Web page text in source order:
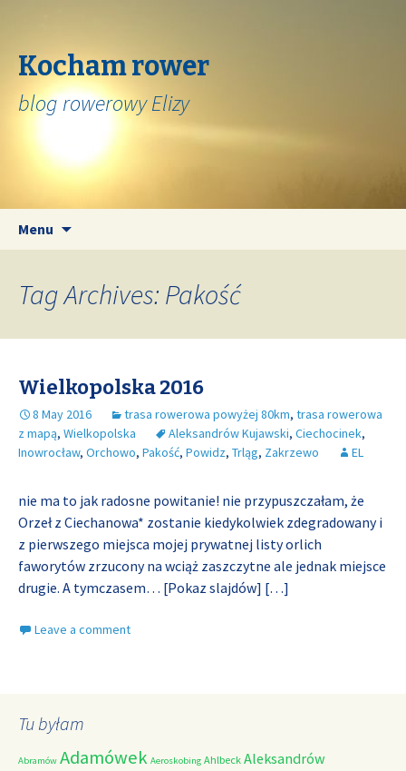
Kocham rower
blog rowerowy Elizy
Menu
Tag Archives: Pakość
Wielkopolska 2016
8 May 2016 trasa rowerowa powyżej 80km, trasa rowerowa
z mapą, Wielkopolska Aleksandrów Kujawski, Ciechocinek,
Inowrocław, Orchowo, Pakość, Powidz, Trląg, Zakrzewo EL
nie ma to jak radosne powitanie! nie przypuszczałam, że
Orzeł z Ciechanowa* zostanie kiedykolwiek zdegradowany i
z pierwszego miejsca mojej prywatnej listy orlich
faworytów zrzucony na wciąż zaszczytne ale jednak miejsce
drugie. A tymczasem… [Pokaz slajdów] […]
Leave a comment
Tu byłam
Abramów Adamówek Aeroskobing Ahlbeck Aleksandrów